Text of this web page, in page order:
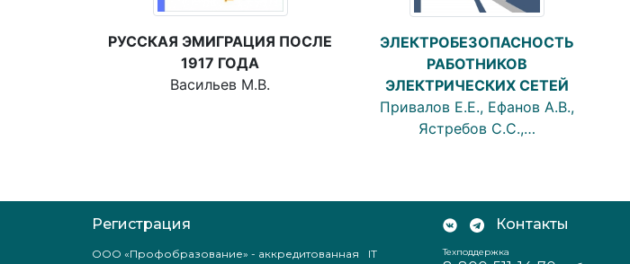
РУССКАЯ ЭМИГРАЦИЯ ПОСЛЕ
1917 ГОДА
Васильев М.В.
ЭЛЕКТРОБЕЗОПАСНОСТЬ
РАБОТНИКОВ
ЭЛЕКТРИЧЕСКИХ СЕТЕЙ
Привалов Е.Е., Ефанов А.В.,
Ястребов С.С.,…
Регистрация
ООО «Профобразование» - аккредитованная IT
Контакты
Техподдержка